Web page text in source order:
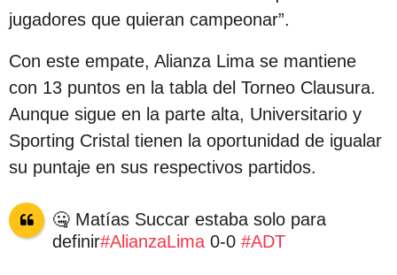
b
l
i
c
a
c
i
n
jugadores que quieran campeonar”.
Con este empate, Alianza Lima se mantiene
con 13 puntos en la tabla del Torneo Clausura.
Aunque sigue en la parte alta, Universitario y
Sporting Cristal tienen la oportunidad de igualar
su puntaje en sus respectivos partidos.
🤐 Matías Succar estaba solo para
definir#AlianzaLima0-0 #ADT